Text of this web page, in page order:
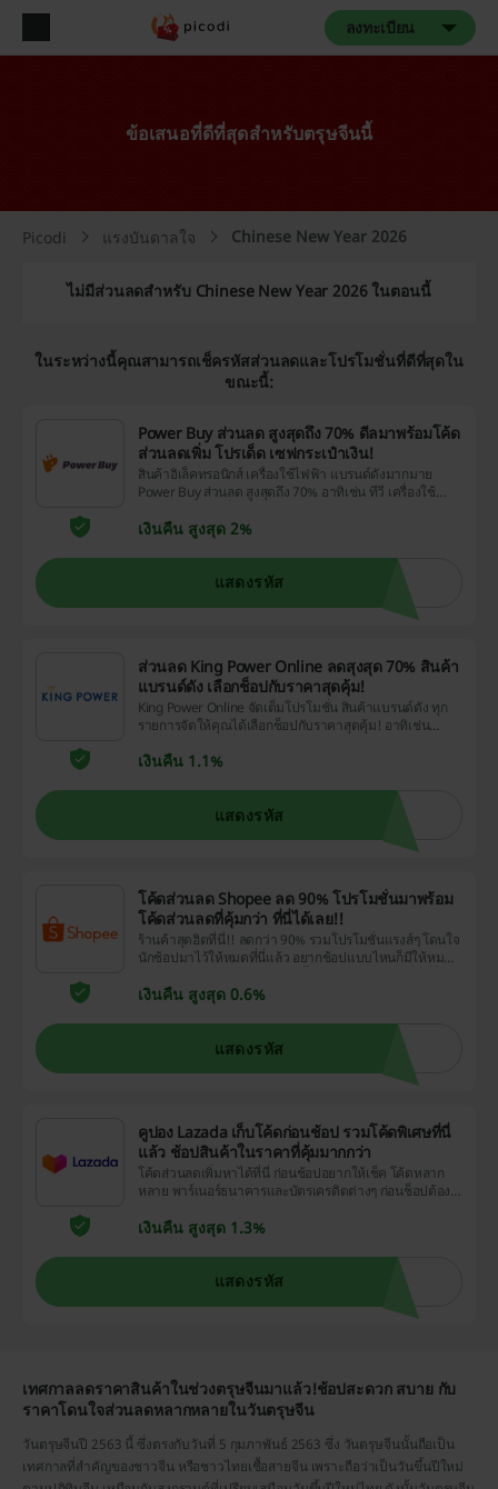
ลงทะเบียน
ข้อเสนอที่ดีที่สุดสำหรับตรุษจีนนี้
Picodi แรงบันดาลใจ Chinese New Year 2026
ไม่มีส่วนลดสำหรับ Chinese New Year 2026 ในตอนนี้
ในระหว่างนี้คุณสามารถเช็ครหัสส่วนลดและโปรโมชั่นที่ดีที่สุดใน
ขณะนี้:
Power Buy ส่วนลด สูงสุดถึง 70% ดีลมาพร้อมโค้ด
ส่วนลดเพิ่ม โปรเด็ด เซฟกระเป๋าเงิน!
สินค้าอิเล็คทรอนิกส์ เครื่องใช้ไฟฟ้า แบรนด์ดังมากมาย
Power Buy ส่วนลด สูงสุดถึง 70% อาทิเช่น ทีวี เครื่องใช้
และอื่นๆ ปรเด็ดมีจำหน่ายที่ Power Buy
เงินคืน สูงสุด 2%
แสดงรหัส
ส่วนลด King Power Online ลดสุงสุด 70% สินค้า
แบรนด์ดัง เลือกช็อปกับราคาสุดคุ้ม!
King Power Online จัดเต็มโปรโมชั่น สินค้าแบรนด์ดัง ทุก
รายการจัดให้คุณได้เลือกช็อปกับราคาสุดคุ้ม! อาทิเช่น
และเด็ก และอื่นๆ
เงินคืน 1.1%
แสดงรหัส
โค้ดส่วนลด Shopee ลด 90% โปรโมชั่นมาพร้อม
โค้ดส่วนลดที่คุ้มกว่า ที่นี่ได้เลย!!
ร้านค้าสุดฮิตที่นี่!! ลดกว่า 90% รวมโปรโมชั่นแรงส์ๆ โดนใจ
นักช้อปมาไว้ให้หมดที่นี่แล้ว อยากช้อปแบบไหนก็มีให้หมด
ชอบแล้วเก็บรหัสส่วนลดที่หน้าโปรโมชั่นไว้ช้อปได้เลย
เงินคืน สูงสุด 0.6%
แสดงรหัส
คูปอง Lazada เก็บโค้ดก่อนช้อป รวมโค้ดพิเศษที่นี่
แล้ว ช้อปสินค้าในราคาที่คุ้มมากกว่า
โค้ดส่วนลดเพิ่มหาได้ที่นี่ ก่อนช้อปอยากให้เช็ค โค้ดหลาก
หลาย พาร์เนอร์ธนาคารและบัตรเครดิตต่างๆ ก่อนช็อปต้อง
เงินคืน สูงสุด 1.3%
แสดงรหัส
เทศกาลลดราคาสินค้าในช่วงตรุษจีนมาแล้ว!ช้อปสะดวก สบาย กับ
ราคาโดนใจส่วนลดหลากหลายในวันตรุษจีน
วันตรุษจีนปี 2563 นี้ ซึ่งตรงกับวันที่ 5 กุมภาพันธ์ 2563 ซึ่ง วันตรุษจีนนั้นถือเป็น
เทศกาลที่สำคัญของชาวจีน หรือชาวไทยเชื้อสายจีน เพราะถือว่าเป็นวันขึ้นปีใหม่